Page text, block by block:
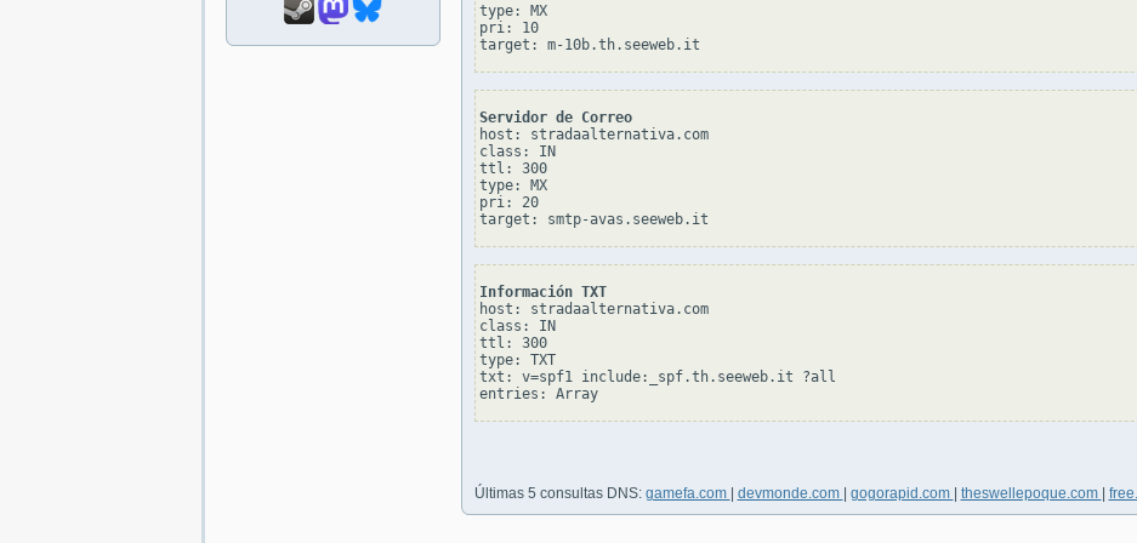
type: MX
pri: 10
Servidor de Correo
host: stradaalternativa.com
class: IN
ttl: 300
type: MX
pri: 20
Información TXT
host: stradaalternativa.com
class: IN
ttl: 300
type: TXT
txt: v=spf1 include:_spf.th.seeweb.it ?all
entries: Array
Últimas 5 consultas DNS: gamefa.com devmonde.com gogorapid.com theswellepoque.com